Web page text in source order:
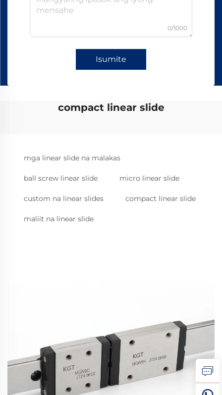
0/1000
Isumite
compact linear slide
mga linear slide na malakas
ball screw linear slide micro linear slide
custom na linear slides compact linear slide
maliit na linear slide